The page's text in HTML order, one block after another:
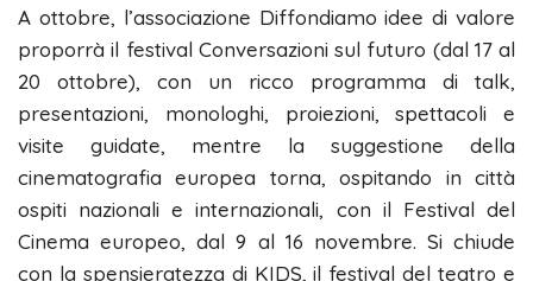
A ottobre, l’associazione Diffondiamo idee di valore
proporrà il festival Conversazioni sul futuro (dal 17 al
20 ottobre), con un ricco programma di talk,
presentazioni, monologhi, proiezioni, spettacoli e
visite guidate, mentre la suggestione della
cinematografia europea torna, ospitando in città
ospiti nazionali e internazionali, con il Festival del
Cinema europeo, dal 9 al 16 novembre. Si chiude
con la spensieratezza di KIDS, il festival del teatro e